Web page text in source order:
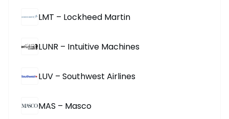
LMT – Lockheed Martin
LUNR – Intuitive Machines
LUV – Southwest Airlines
MAS – Masco